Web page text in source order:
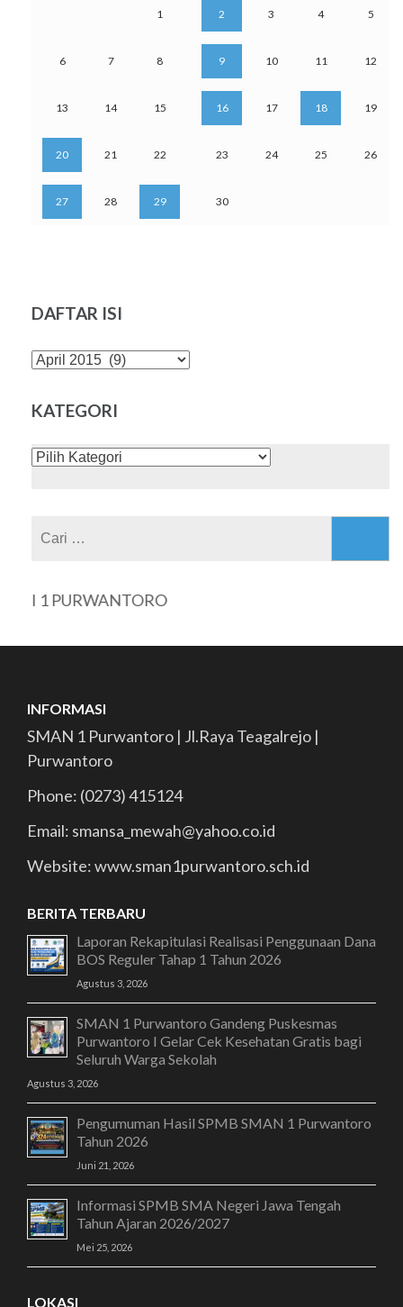
1 2 3 4 5
6 7 8 9 10 11 12
13 14 15 16 17 18 19
20 21 22 23 24 25 26
27 28 29 30
DAFTAR ISI
DAFTAR
KATEGORI
KATEGORI
1 PURWANTORO
INFORMASI
SMAN 1 Purwantoro | Jl.Raya Teagalrejo |
Purwantoro
Phone: (0273) 415124
Email: smansa_mewah@yahoo.co.id
Website: www.sman1purwantoro.sch.id
BERITA TERBARU
Laporan Rekapitulasi Realisasi Penggunaan Dana
BOS Reguler Tahap 1 Tahun 2026
Agustus 3, 2026
SMAN 1 Purwantoro Gandeng Puskesmas
Purwantoro I Gelar Cek Kesehatan Gratis bagi
Seluruh Warga Sekolah
Agustus 3, 2026
Pengumuman Hasil SPMB SMAN 1 Purwantoro
Tahun 2026
Juni 21, 2026
Informasi SPMB SMA Negeri Jawa Tengah
Tahun Ajaran 2026/2027
Mei 25, 2026
LOKASI